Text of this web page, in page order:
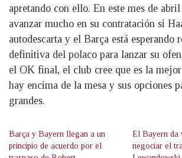
apretando con ello. En este mes de
avanzar mucho en su contratación si
autodescarta y el Barça está esperando
definitiva del polaco para lanzar su
el OK final, el club cree que es la
hay encima de la mesa y sus opciones
grandes.
Barça y Bayern llegan a un
principio de acuerdo por el
El Bayern da
negociar el